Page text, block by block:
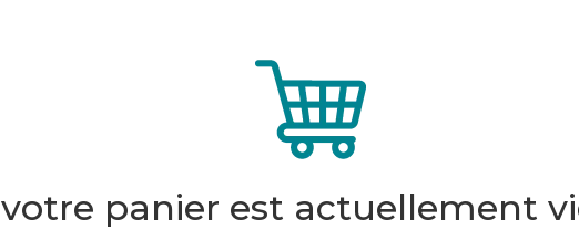
votre panier est actuellement